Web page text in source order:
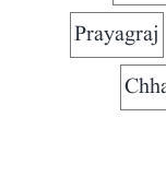
Prayagraj